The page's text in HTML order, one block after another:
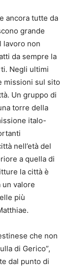
ancora tutte da
grande
lavoro non
da sempre la
Negli ultimi
missioni sul sito
Un gruppo di
torre della
italo-
nell’età del
a quella di
la città è
valore
più
che non
di Gerico”,
dal punto di